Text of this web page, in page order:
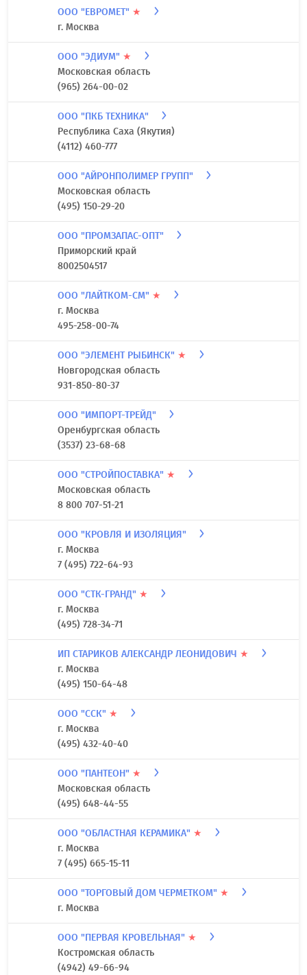
ООО "ЕВРОМЕТ" ★
г. Москва
ООО "ЭДИУМ" ★
Московская область
(965) 264-00-02
ООО "ПКБ ТЕХНИКА"
Республика Саха (Якутия)
(4112) 460-777
ООО "АЙРОНПОЛИМЕР ГРУПП"
Московская область
(495) 150-29-20
ООО "ПРОМЗАПАС-ОПТ"
Приморский край
8002504517
ООО "ЛАЙТКОМ-СМ" ★
г. Москва
495-258-00-74
ООО "ЭЛЕМЕНТ РЫБИНСК" ★
Новгородская область
931-850-80-37
ООО "ИМПОРТ-ТРЕЙД"
Оренбургская область
(3537) 23-68-68
ООО "СТРОЙПОСТАВКА" ★
Московская область
8 800 707-51-21
ООО "КРОВЛЯ И ИЗОЛЯЦИЯ"
г. Москва
7 (495) 722-64-93
ООО "СТК-ГРАНД" ★
г. Москва
(495) 728-34-71
ИП СТАРИКОВ АЛЕКСАНДР ЛЕОНИДОВИЧ ★
г. Москва
(495) 150-64-48
ООО "ССК" ★
г. Москва
(495) 432-40-40
ООО "ПАНТЕОН" ★
Московская область
(495) 648-44-55
ООО "ОБЛАСТНАЯ КЕРАМИКА" ★
г. Москва
7 (495) 665-15-11
ООО "ТОРГОВЫЙ ДОМ ЧЕРМЕТКОМ" ★
г. Москва
ООО "ПЕРВАЯ КРОВЕЛЬНАЯ" ★
Костромская область
(4942) 49-66-94